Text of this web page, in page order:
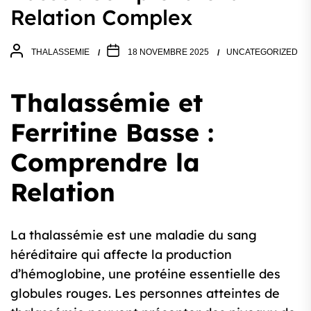
Relation Complex
THALASSEMIE 18 NOVEMBRE 2025 UNCATEGORIZED
Thalassémie et
Ferritine Basse :
Comprendre la
Relation
La thalassémie est une maladie du sang
héréditaire qui affecte la production
d’hémoglobine, une protéine essentielle des
globules rouges. Les personnes atteintes de